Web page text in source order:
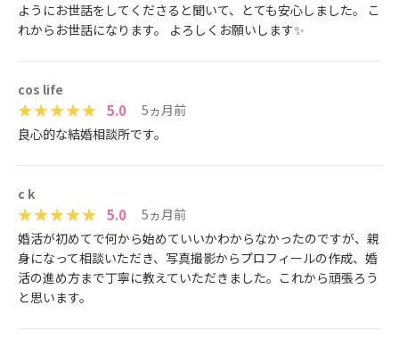
ようにお世話をしてくださると聞いて、とても安心しました。 こ
れからお世話になります。 よろしくお願いします✨
cos life
5.0
5ヵ月前
良心的な結婚相談所です。
c k
5.0
5ヵ月前
婚活が初めてで何から始めていいかわからなかったのですが、親
身になって相談いただき、写真撮影からプロフィールの作成、婚
活の進め方まで丁寧に教えていただきました。これから頑張ろう
と思います。